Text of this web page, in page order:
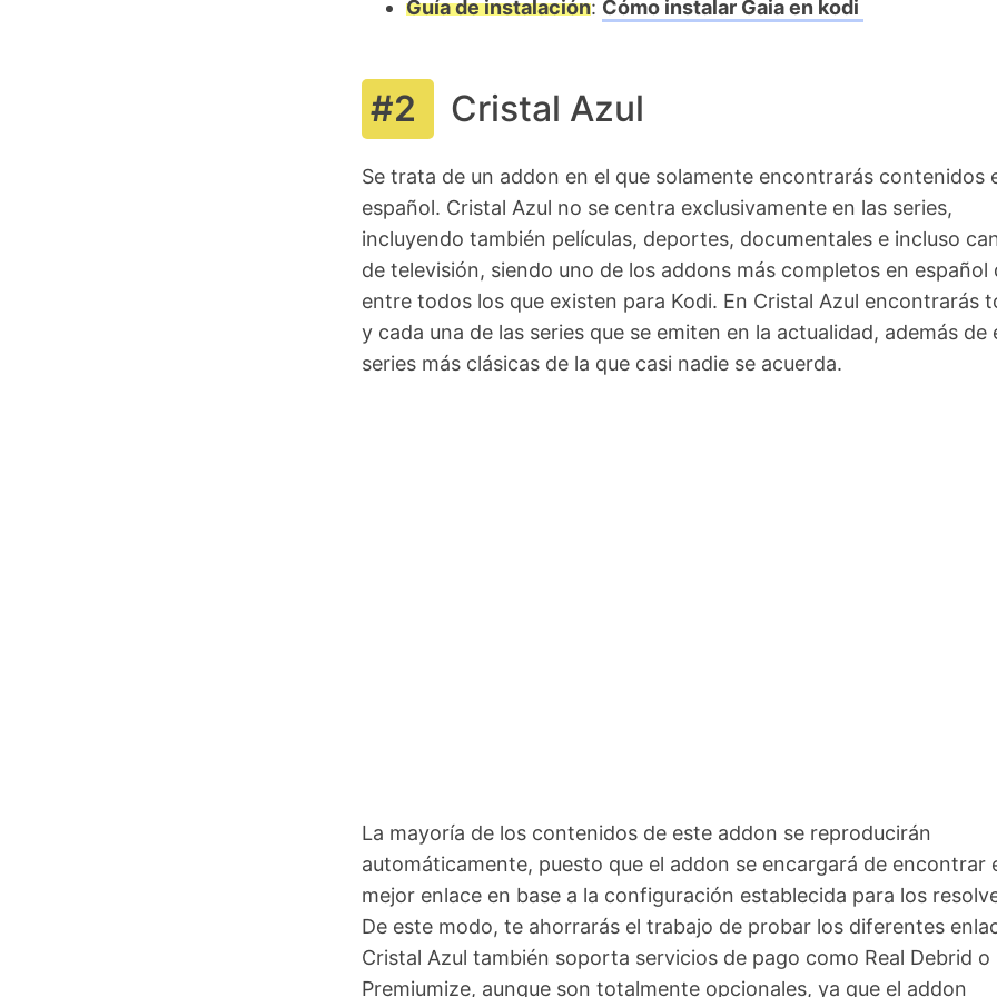
Guía de instalación: Cómo instalar Gaia en kodi
Cristal Azul
Se trata de un addon en el que solamente encontrarás contenidos
español. Cristal Azul no se centra exclusivamente en las series,
incluyendo también películas, deportes, documentales e incluso
de televisión, siendo uno de los addons más completos en español
entre todos los que existen para Kodi. En Cristal Azul encontrarás
y cada una de las series que se emiten en la actualidad, además de
series más clásicas de la que casi nadie se acuerda.
La mayoría de los contenidos de este addon se reproducirán
automáticamente, puesto que el addon se encargará de encontrar
mejor enlace en base a la configuración establecida para los
De este modo, te ahorrarás el trabajo de probar los diferentes
Cristal Azul también soporta servicios de pago como Real Debrid o
Premiumize, aunque son totalmente opcionales, ya que el addon